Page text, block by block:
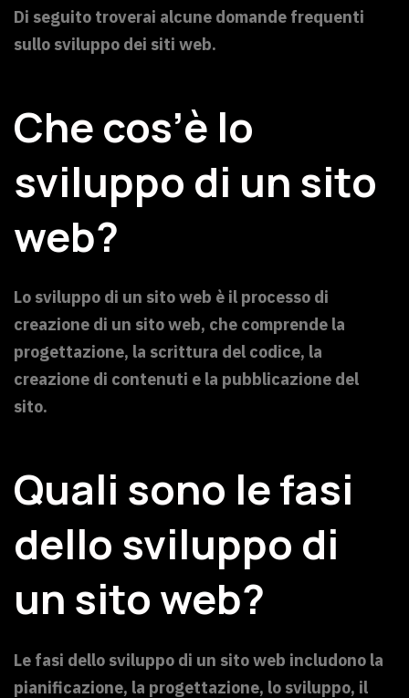
Di seguito troverai alcune domande frequenti
sullo sviluppo dei siti web.
Che cos’è lo
sviluppo di un sito
web?
Lo sviluppo di un sito web è il processo di
creazione di un sito web, che comprende la
progettazione, la scrittura del codice, la
creazione di contenuti e la pubblicazione del
sito.
Quali sono le fasi
dello sviluppo di
un sito web?
Le fasi dello sviluppo di un sito web includono la
pianificazione, la progettazione, lo sviluppo, il